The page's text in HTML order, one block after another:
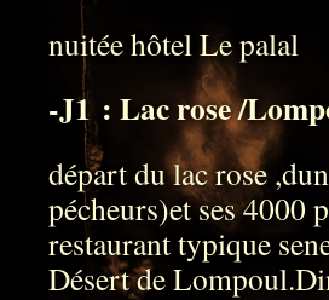
nuitée hôtel Le palal
-J1 : Lac rose /
départ du lac rose
pécheurs)et ses 4000
restaurant typique
Désert de